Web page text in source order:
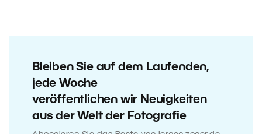
Bleiben Sie auf dem Laufenden,
jede Woche
veröffentlichen wir Neuigkeiten
aus der Welt der Fotografie